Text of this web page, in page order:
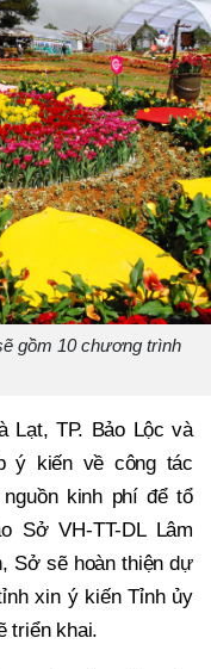
gồm 10 chương trình
Lạt, TP. Bảo Lộc và
ý kiến về công tác
kinh phí để tổ
Sở VH-TT-DL Lâm
Sở sẽ hoàn thiện dự
xin ý kiến Tỉnh ủy
triển khai.